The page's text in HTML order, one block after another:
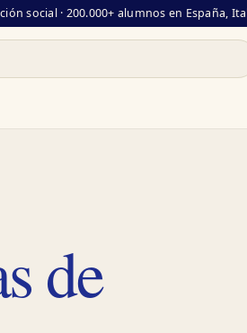
social · 200.000+ alumnos en España,
de